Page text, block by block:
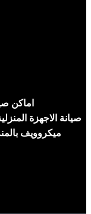
اماكن
صيانة الاجهزة
ميكروويف